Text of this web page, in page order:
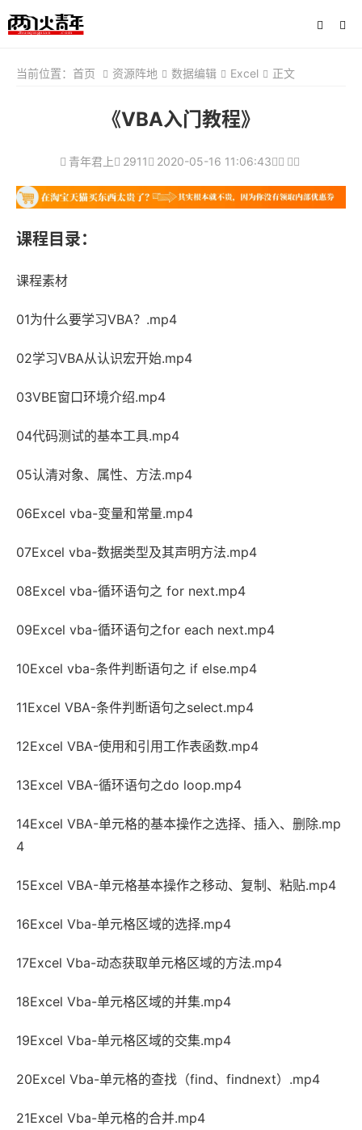
当前位置： 首页 资源阵地 数据编辑 Excel 正文
《VBA入门教程》
青年君上 2911 2020-05-16 11:06:43
课程目录：
课程素材
01为什么要学习VBA？.mp4
02学习VBA从认识宏开始.mp4
03VBE窗口环境介绍.mp4
04代码测试的基本工具.mp4
05认清对象、属性、方法.mp4
06Excel vba-变量和常量.mp4
07Excel vba-数据类型及其声明方法.mp4
08Excel vba-循环语句之 for next.mp4
09Excel vba-循环语句之for each next.mp4
10Excel vba-条件判断语句之 if else.mp4
11Excel VBA-条件判断语句之select.mp4
12Excel VBA-使用和引用工作表函数.mp4
13Excel VBA-循环语句之do loop.mp4
14Excel VBA-单元格的基本操作之选择、插入、删除.mp
4
15Excel VBA-单元格基本操作之移动、复制、粘贴.mp4
16Excel Vba-单元格区域的选择.mp4
17Excel Vba-动态获取单元格区域的方法.mp4
18Excel Vba-单元格区域的并集.mp4
19Excel Vba-单元格区域的交集.mp4
20Excel Vba-单元格的查找（find、findnext）.mp4
21Excel Vba-单元格的合并.mp4